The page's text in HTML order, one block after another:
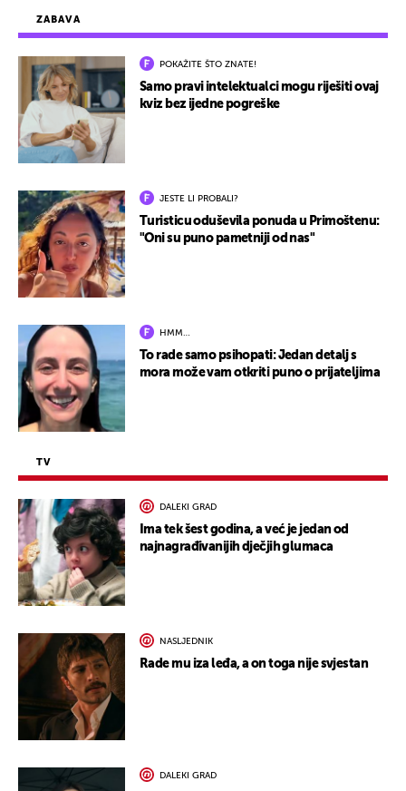
ZABAVA
POKAŽITE ŠTO ZNATE!
Samo pravi intelektualci mogu riješiti ovaj
kviz bez ijedne pogreške
JESTE LI PROBALI?
Turisticu oduševila ponuda u Primoštenu:
"Oni su puno pametniji od nas"
HMM…
To rade samo psihopati: Jedan detalj s
mora može vam otkriti puno o prijateljima
TV
DALEKI GRAD
Ima tek šest godina, a već je jedan od
najnagrađivanijih dječjih glumaca
NASLJEDNIK
Rade mu iza leđa, a on toga nije svjestan
DALEKI GRAD